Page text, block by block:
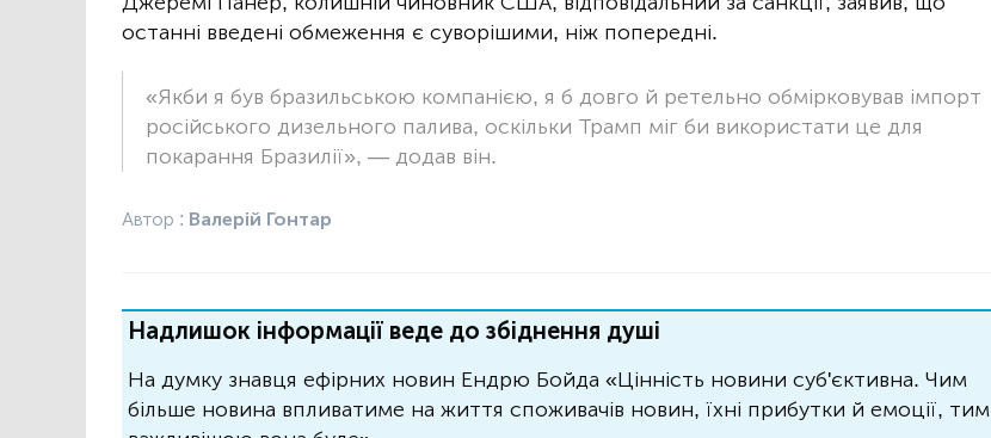
останні введені обмеження є суворішими, ніж попередні.
«Якби я був бразильською компанією, я б довго й ретельно обмірковував імпорт
російського дизельного палива, оскільки Трамп міг би використати це для
покарання Бразилії», — додав він.
Автор : Валерій Гонтар
Надлишок інформації веде до збіднення душі
На думку знавця ефірних новин Ендрю Бойда «Цінність новини суб'єктивна. Чим
більше новина впливатиме на життя споживачів новин, їхні прибутки й емоції, тим